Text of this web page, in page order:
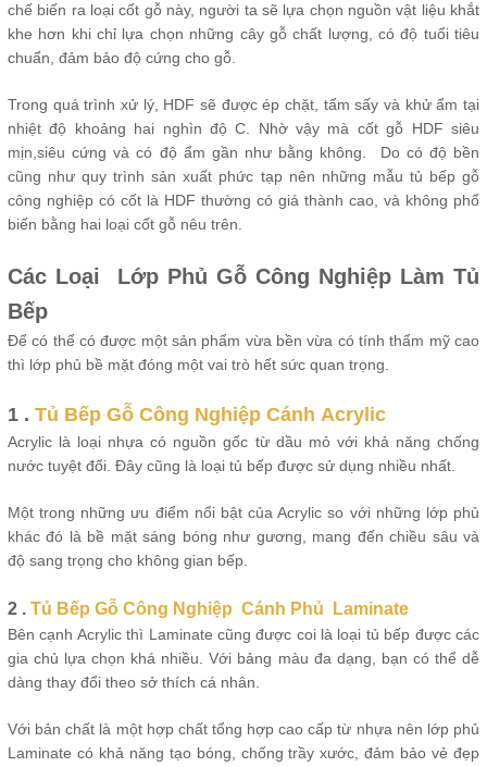
chế biến ra loại cốt gỗ này, người ta sẽ lựa chọn nguồn vật liệu khắt
khe hơn khi chỉ lựa chọn những cây gỗ chất lượng, có độ tuổi tiêu
chuẩn, đảm bảo độ cứng cho gỗ.
Trong quá trình xử lý, HDF sẽ được ép chặt, tẩm sấy và khử ẩm tại
nhiệt độ khoảng hai nghìn độ C. Nhờ vậy mà cốt gỗ HDF siêu
mịn,siêu cứng và có độ ẩm gần như bằng không. Do có độ bền
cũng như quy trình sản xuất phức tạp nên những mẫu tủ bếp gỗ
công nghiệp có cốt là HDF thường có giá thành cao, và không phổ
biến bằng hai loại cốt gỗ nêu trên.
Các Loại Lớp Phủ Gỗ Công Nghiệp Làm Tủ
Bếp
Để có thể có được một sản phẩm vừa bền vừa có tính thẩm mỹ cao
thì lớp phủ bề mặt đóng một vai trò hết sức quan trọng.
1 . Tủ Bếp Gỗ Công Nghiệp Cánh Acrylic
Acrylic là loại nhựa có nguồn gốc từ dầu mỏ với khả năng chống
nước tuyệt đối. Đây cũng là loại tủ bếp được sử dụng nhiều nhất.
Một trong những ưu điểm nổi bật của Acrylic so với những lớp phủ
khác đó là bề mặt sáng bóng như gương, mang đến chiều sâu và
độ sang trọng cho không gian bếp.
2 . Tủ Bếp Gỗ Công Nghiệp Cánh Phủ Laminate
Bên cạnh Acrylic thì Laminate cũng được coi là loại tủ bếp được các
gia chủ lựa chọn khá nhiều. Với bảng màu đa dạng, bạn có thể dễ
dàng thay đổi theo sở thích cá nhân.
Với bản chất là một hợp chất tổng hợp cao cấp từ nhựa nên lớp phủ
Laminate có khả năng tạo bóng, chống trầy xước, đảm bảo vẻ đẹp